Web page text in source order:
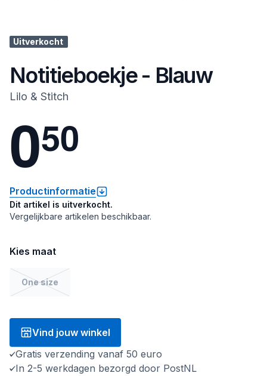
Uitverkocht
Notitieboekje - Blauw
Lilo & Stitch
050
Productinformatie
Dit artikel is uitverkocht.
Vergelijkbare artikelen beschikbaar.
Kies maat
One size
Vind jouw winkel
Gratis verzending vanaf 50 euro
In 2-5 werkdagen bezorgd door PostNL